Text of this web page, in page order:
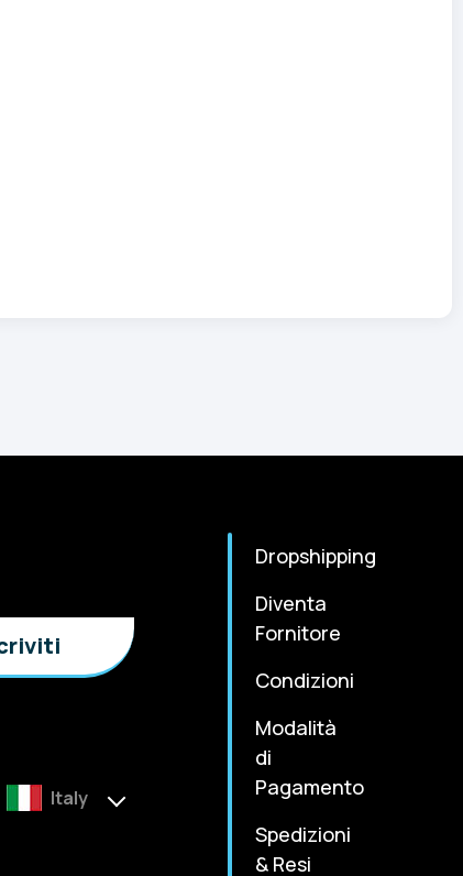
Italy
Dropshipping
Diventa
Fornitore
Condizioni
Modalità
di
Pagamento
Spedizioni
& Resi